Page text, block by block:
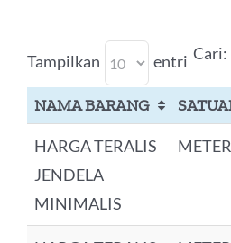
Tampilkan entri Cari:
NAMA BARANG
HARGA TERALIS
JENDELA
MINIMALIS